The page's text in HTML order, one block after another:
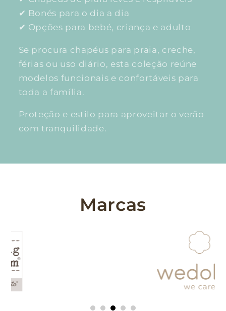
✔ Bonés para o dia a dia
✔ Opções para bebé, criança e adulto
Se procura chapéus para praia, creche,
férias ou uso diário, esta coleção reúne
modelos funcionais e confortáveis para
toda a família.
Proteção e estilo para aproveitar o verão
com tranquilidade.
Marcas